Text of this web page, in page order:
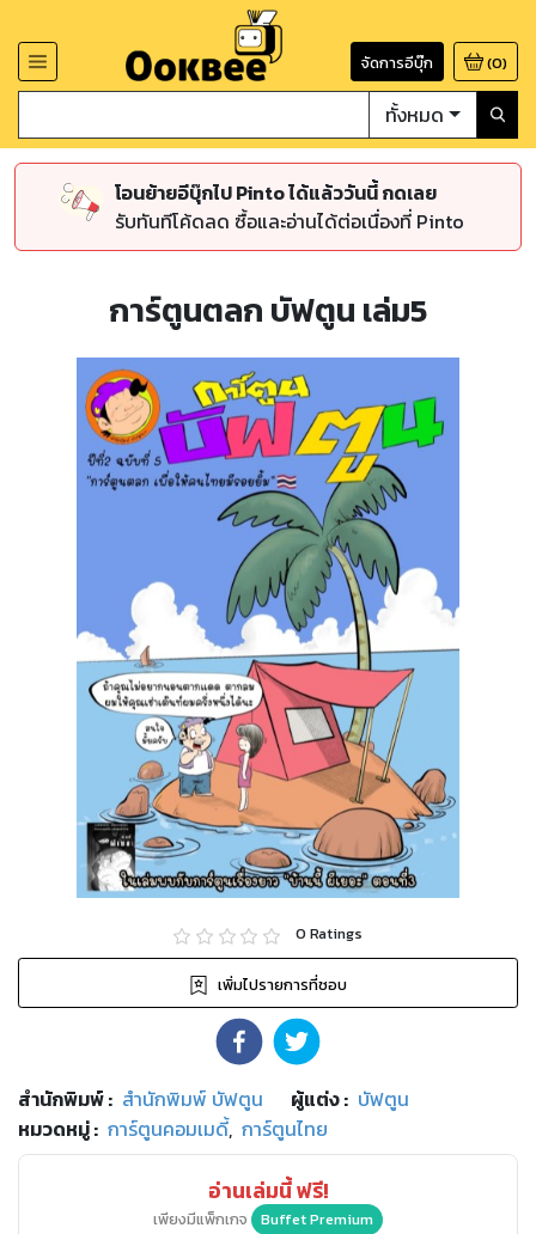
จัดการอีบุ๊ก (0)
ทั้งหมด
โอนย้ายอีบุ๊กไป Pinto ได้แล้ววันนี้ กดเลย
รับทันทีโค้ดลด ซื้อและอ่านได้ต่อเนื่องที่ Pinto
การ์ตูนตลก บัฟตูน เล่ม5
0 Ratings
เพิ่มไปรายการที่ชอบ
สำนักพิมพ์: สำนักพิมพ์ บัฟตูน ผู้แต่ง : บัฟตูน
หมวดหมู่: การ์ตูนคอมเมดี้, การ์ตูนไทย
อ่านเล่มนี้ ฟรี!
เพียงมีแพ็กเกจ Buffet Premium